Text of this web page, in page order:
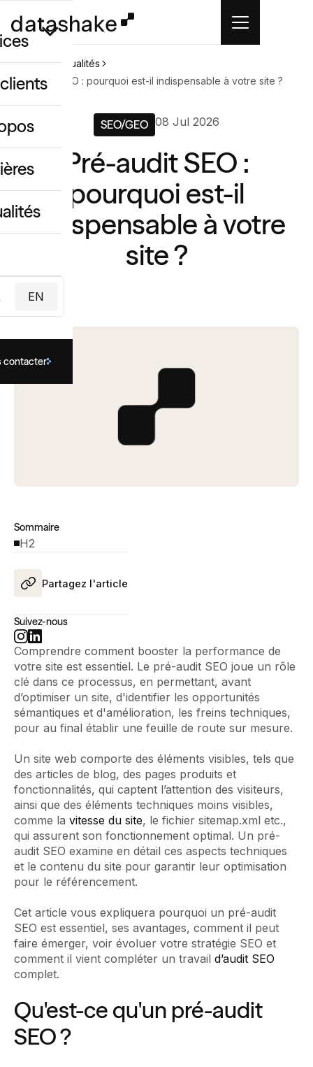
créatif IA
EN
contacter
Accueil
Actualités
Pré-audit SEO : pourquoi est-il indispensable à votre site ?
SEO/GEO 08 Jul 2026
Pré-audit SEO :
pourquoi est-il
indispensable à votre
site ?
Sommaire
H2
Partagez l'article
Suivez-nous
Comprendre comment booster la performance de
votre site est essentiel. Le pré-audit SEO joue un rôle
clé dans ce processus, en permettant, avant
d’optimiser un site, d'identifier les opportunités
sémantiques et d'amélioration, les freins techniques,
pour au final établir une feuille de route sur mesure.
Un site web comporte des éléments visibles, tels que
des articles de blog, des pages produits et
fonctionnalités, qui captent l’attention des visiteurs,
ainsi que des éléments techniques moins visibles,
comme la vitesse du site, le fichier sitemap.xml etc.,
qui assurent son fonctionnement optimal. Un pré-
audit SEO examine en détail ces aspects techniques
et le contenu du site pour garantir leur optimisation
pour le référencement.
Cet article vous expliquera pourquoi un pré-audit
SEO est essentiel, ses avantages, comment il peut
faire émerger, voir évoluer votre stratégie SEO et
comment il vient compléter un travail d’audit SEO
complet.
Qu'est-ce qu'un pré-audit
SEO ?